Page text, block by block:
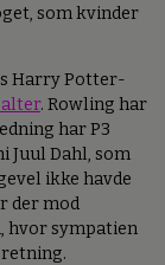
som kvinder
Harry Potter-
. Rowling har
har P3
Juul Dahl, som
ikke havde
der mod
hvor sympatien